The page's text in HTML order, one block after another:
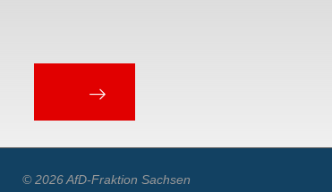
© 2026 AfD-Fraktion Sachsen